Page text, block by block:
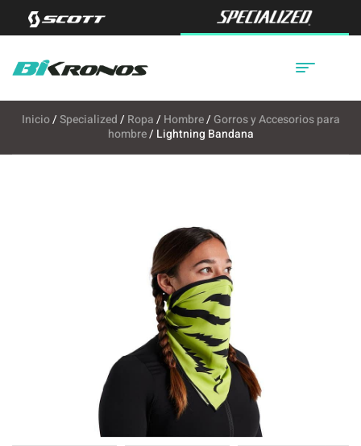
Inicio/Specialized/ Ropa/ Hombre/ Gorros y Accesorios para
hombre/ Lightning Bandana